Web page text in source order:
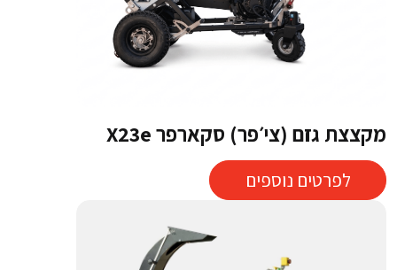
מקצצת גזם (צי׳פר) סקארפר X23e
לפרטים נוספים